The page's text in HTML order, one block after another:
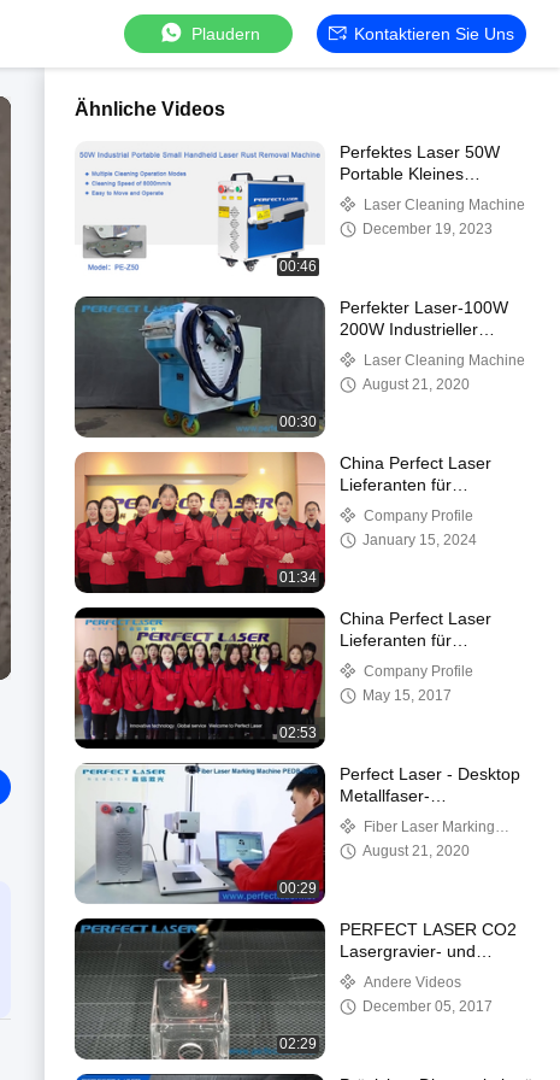
Plaudern Kontaktieren Sie Uns
Ähnliche Videos
00:46
Perfektes Laser 50W
Portable Kleines
Handheld
automatisches Metall
Kohlenstoff Edelstahl
Laser Cleaning Machine
December 19, 2023
00:30
Perfekter Laser-100W
200W Industrieller
Laser Metall
Reinigungs- und
Entrostungsmaschine
Laser Cleaning Machine
August 21, 2020
01:34
China Perfect Laser
Lieferanten für
Faserlaser Hersteller
und Händler
Company Profile
January 15, 2024
02:53
China Perfect Laser
Lieferanten für
Faserlaser Hersteller
und Händler
Company Profile
May 15, 2017
00:29
Perfect Laser - Desktop
Metallfaser-
Lasermarkierungsmaschine
(PEDB-400B)
Fiber Laser Marking
Machine
August 21, 2020
02:29
PERFECT LASER CO2
Lasergravier- und
Schneidmaschine
Arbeitsvideo PEDK
6040
Andere Videos
December 05, 2017